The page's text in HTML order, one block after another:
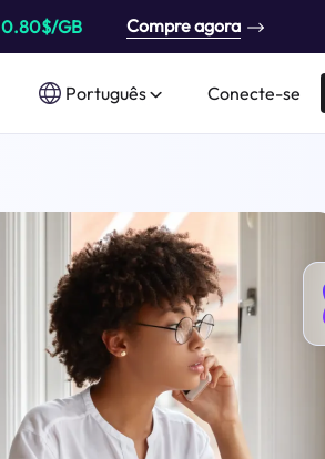
0.80$/GB Compre agora
Português Conecte-se